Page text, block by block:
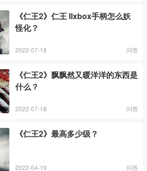
《仁王2》仁王 Ⅱxbox手柄怎么妖
怪化？
2022-07-18 问答
《仁王2》飘飘然又暖洋洋的东西是
什么？
2022-07-18 问答
《仁王2》最高多少级？
2022-04-19 问答